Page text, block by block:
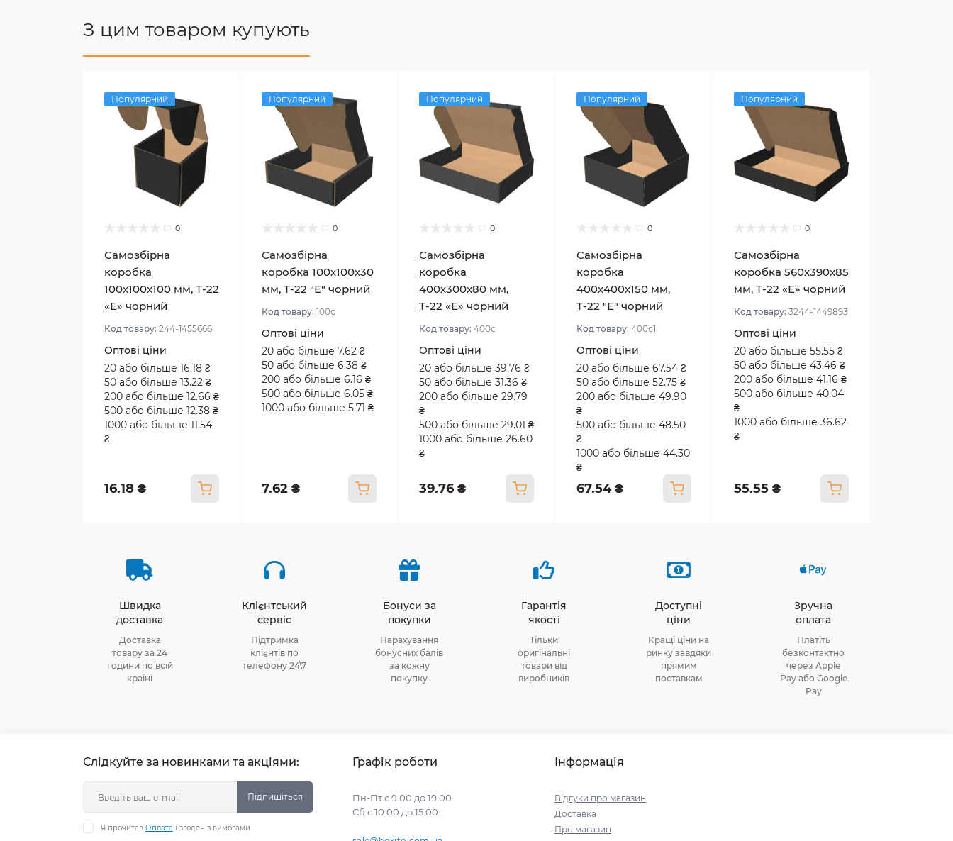
З цим товаром купують
Популярний
0
Самозбірна
коробка
100x100x100 мм, Т-22
«Е» чорний
Код товару: 244-1455666
Оптові ціни
20 або більше 16.18 ₴
50 або більше 13.22 ₴
200 або більше 12.66 ₴
500 або більше 12.38 ₴
1000 або більше 11.54
₴
16.18 ₴
Популярний
0
Самозбірна
коробка 100х100х30
мм, Т-22 "Е" чорний
Код товару: 100с
Оптові ціни
20 або більше 7.62 ₴
50 або більше 6.38 ₴
200 або більше 6.16 ₴
500 або більше 6.05 ₴
1000 або більше 5.71 ₴
7.62 ₴
Популярний
0
Самозбірна
коробка
400х300х80 мм,
Т-22 «Е» чорний
Код товару: 400с
Оптові ціни
20 або більше 39.76 ₴
50 або більше 31.36 ₴
200 або більше 29.79
₴
500 або більше 29.01 ₴
1000 або більше 26.60
₴
39.76 ₴
Популярний
0
Самозбірна
коробка
400х400х150 мм,
Т-22 "Е" чорний
Код товару: 400с1
Оптові ціни
20 або більше 67.54 ₴
50 або більше 52.75 ₴
200 або більше 49.90
₴
500 або більше 48.50
₴
1000 або більше 44.30
₴
67.54 ₴
Популярний
0
Самозбірна
коробка 560х390х85
мм, Т-22 «Е» чорний
Код товару: 3244-1449893
Оптові ціни
20 або більше 55.55 ₴
50 або більше 43.46 ₴
200 або більше 41.16 ₴
500 або більше 40.04
₴
1000 або більше 36.62
₴
55.55 ₴
Швидка
доставка
Доставка
товару за 24
години по всій
країні
Клієнтський
сервіс
Підтримка
клієнтів по
телефону 24\7
Бонуси за
покупки
Нарахування
бонусних балів
за кожну
покупку
Гарантія
якості
Тільки
оригінальні
товари від
виробників
Доступні
ціни
Кращі ціни на
ринку завдяки
прямим
поставкам
Зручна
оплата
Платіть
безконтактно
через Apple
Pay або Google
Pay
Слідкуйте за новинками та акціями:
Підпишіться
Я прочитав Оплата і згоден з вимогами
Графік роботи
Пн-Пт с 9.00 до 19.00
Сб с 10.00 до 15.00
Інформація
Відгуки про магазин
Доставка
Про магазин